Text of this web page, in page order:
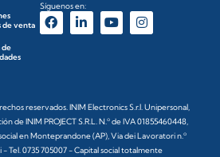
de venta
de
Síguenos en:
reservados. INIM Electronics S.r.l. Unipersonal,
de INIM PROJECT S.R.L. N.º de IVA 01855460448,
en Monteprandone (AP), Via dei Lavoratori n.º
Tel. 0735 705007 - Capital social totalmente